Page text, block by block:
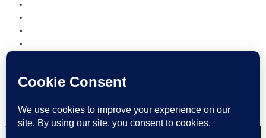
THISTED
REGION NORDJYLLAND